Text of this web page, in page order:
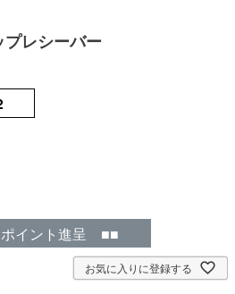
プレシーバー
ポイント進呈 ■■
お気に入りに登録する